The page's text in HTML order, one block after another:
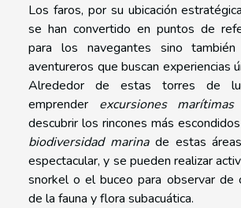
Los faros, por su ubicación
se han convertido en puntos de
para los navegantes sino
aventureros que buscan experiencias
Alrededor de estas torres de
emprender excursiones marítimas
descubrir los rincones más
biodiversidad marinade estas
espectacular, y se pueden realizar
snorkel o el buceo para observar de
de la fauna y flora subacuática.